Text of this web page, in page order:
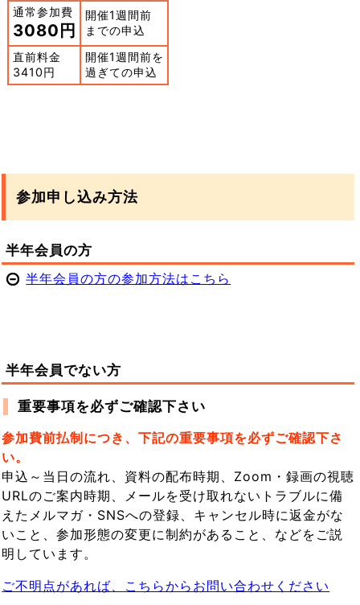
通常参加費
3080円
開催1週間前
までの申込
直前料金
3410円
開催1週間前を
過ぎての申込
参加申し込み方法
半年会員の方
半年会員の方の参加方法はこちら
半年会員でない方
重要事項を必ずご確認下さい
参加費前払制につき、下記の重要事項を必ずご確認下さ
い。
申込～当日の流れ、資料の配布時期、Zoom・録画の視聴
URLのご案内時期、メールを受け取れないトラブルに備
えたメルマガ・SNSへの登録、キャンセル時に返金がな
いこと、参加形態の変更に制約があること、などをご説
明しています。
ご不明点があれば、こちらからお問い合わせください